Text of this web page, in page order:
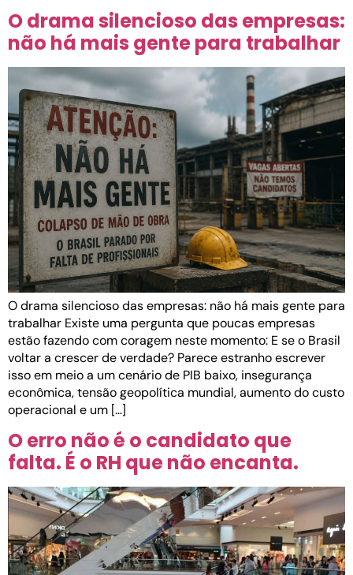
O drama silencioso das empresas:
não há mais gente para trabalhar
O drama silencioso das empresas: não há mais gente para
trabalhar Existe uma pergunta que poucas empresas
estão fazendo com coragem neste momento: E se o Brasil
voltar a crescer de verdade? Parece estranho escrever
isso em meio a um cenário de PIB baixo, insegurança
econômica, tensão geopolítica mundial, aumento do custo
operacional e um […]
O erro não é o candidato que
falta. É o RH que não encanta.